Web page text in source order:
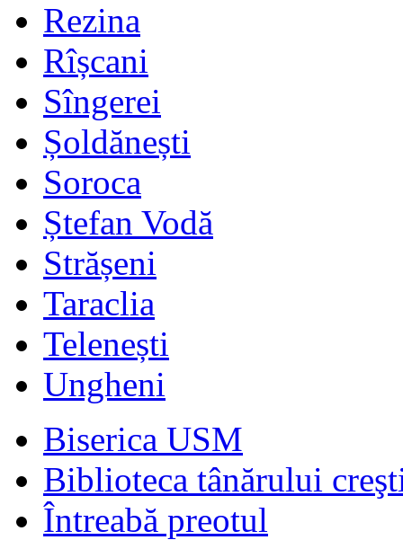
Rezina
Rîșcani
Sîngerei
Șoldănești
Soroca
Ștefan Vodă
Strășeni
Taraclia
Telenești
Ungheni
Biserica USM
Biblioteca tânărului
Întreabă preotul